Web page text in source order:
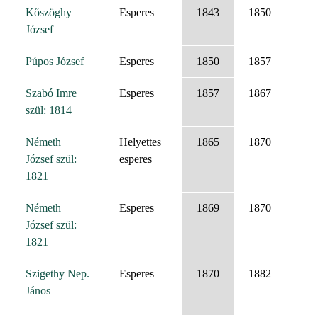
Kőszöghy
József
Esperes 1843 1850
Púpos József Esperes 1850 1857
Szabó Imre
szül: 1814
Esperes 1857 1867
Németh
József szül:
1821
Helyettes
esperes
1865 1870
Németh
József szül:
1821
Esperes 1869 1870
Szigethy Nep.
János
Esperes 1870 1882